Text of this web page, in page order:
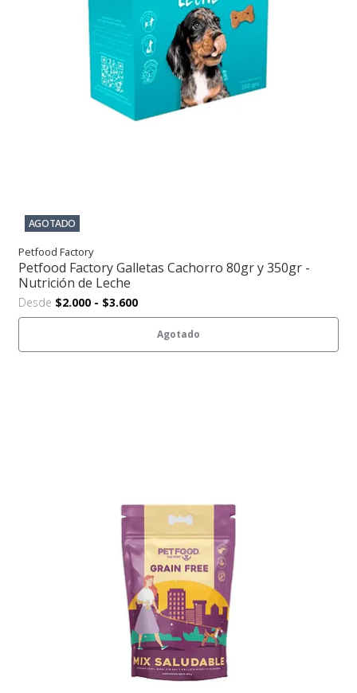
AGOTADO
Petfood Factory
Petfood Factory Galletas Cachorro 80gr y 350gr -
Nutrición de Leche
Desde $2.000 - $3.600
Agotado